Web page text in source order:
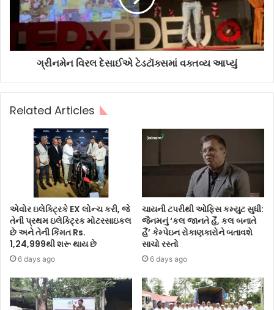
ગ્રીનમેન વિરલ દેસાઈએ ટેડટૉક્સમાં વક્તવ્ય આપ્યું
Related Articles
એવોર ઇલેક્ટ્રિકે EX લોન્ચ કરી, જે
તેની પ્રથમ ઇલેક્ટ્રિક મોટરસાઇકલ
છે અને તેની કિંમત Rs.
1,24,999થી શરૂ થાય છે
6 days ago
ચાયની ટપરીથી ઓફિસ કમ્યુટ સુધી:
જૈનમનું ‘કલ જાનતે હૈં, કલ બનાતે
હૈં’ કેમ્પેઇન રોકાણકારોને બતાવશે
સાચો રસ્તો
6 days ago